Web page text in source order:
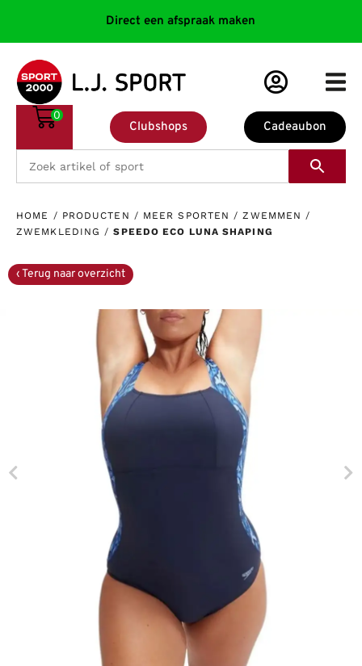
Direct een afspraak maken
Cadeaubon
Clubshops
0
HOME / PRODUCTEN / MEER SPORTEN /ZWEMMEN /
ZWEMKLEDING /SPEEDO ECO LUNA SHAPING